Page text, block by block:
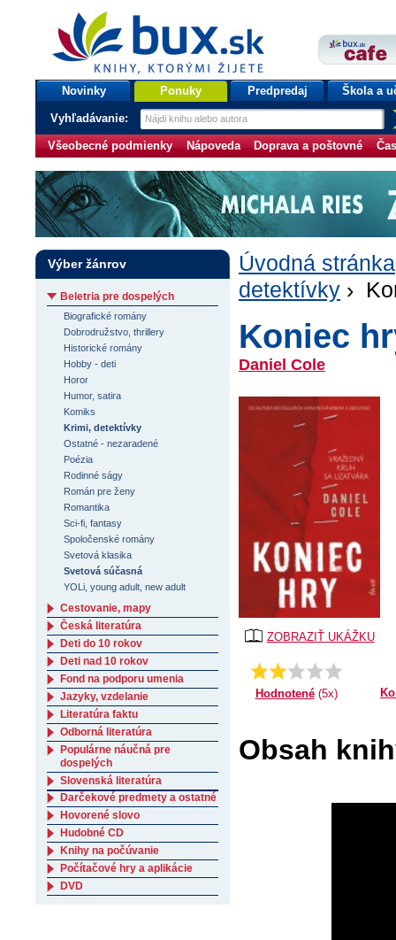
bux.sk
knihy, ktorými žijete
Úvodná stránka
Novinky Ponuky Predpredaj Škola a
Vyhľadávanie:
Všeobecné podmienky Nápoveda Doprava a poštovné
Úvodná stránka
detektívky ›
Koniec
Daniel Cole
ZOBRAZIŤ UKÁŽKU
Priemer:
2.4
Hodnotené(5x)
Obsah
Výber žánrov
Beletria pre dospelých
Biografické romány
Dobrodružstvo, thrillery
Historické romány
Hobby - deti
Horor
Humor, satira
Komiks
Krimi, detektívky
Ostatné - nezaradené
Poézia
Rodinné ságy
Román pre ženy
Romantika
Sci-fi, fantasy
Spoločenské romány
Svetová klasika
Svetová súčasná
YOLi, young adult, new adult
Cestovanie, mapy
Česká literatúra
Deti do 10 rokov
Deti nad 10 rokov
Fond na podporu umenia
Jazyky, vzdelanie
Literatúra faktu
Odborná literatúra
Populárne náučná pre
dospelých
Slovenská literatúra
Darčekové predmety a ostatné
Hovorené slovo
Hudobné CD
Knihy na počúvanie
Počítačové hry a aplikácie
DVD